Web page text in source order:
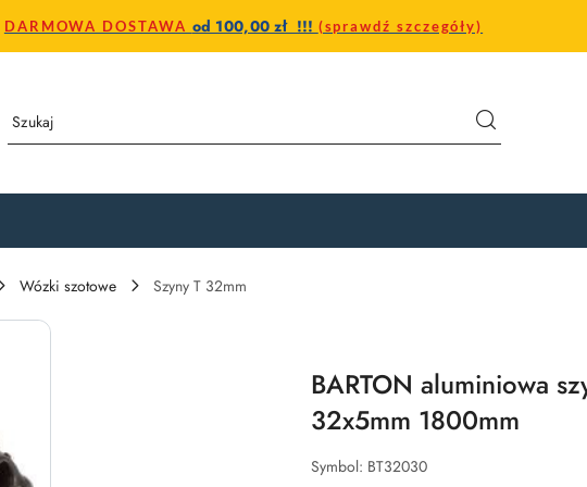
DARMOWA DOSTAWA od 100,00 zł !!! (sprawdź szczegóły)
Wózki szotowe Szyny T 32mm
BARTON aluminiowa
32x5mm 1800mm
Symbol: BT32030